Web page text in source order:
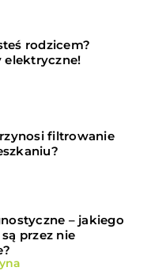
rodzicem?
elektryczne!
filtrowanie
– jakiego
przez nie